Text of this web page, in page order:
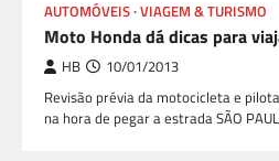
AUTOMÓVEIS VIAGEM & TURISMO
Moto Honda dá dicas para
HB 10/01/2013
Revisão prévia da motocicleta e
na hora de pegar a estrada SÃO